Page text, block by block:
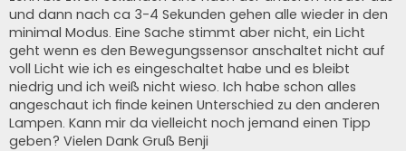
und dann nach ca 3-4 Sekunden gehen alle wieder in den
minimal Modus. Eine Sache stimmt aber nicht, ein Licht
geht wenn es den Bewegungssensor anschaltet nicht auf
voll Licht wie ich es eingeschaltet habe und es bleibt
niedrig und ich weiß nicht wieso. Ich habe schon alles
angeschaut ich finde keinen Unterschied zu den anderen
Lampen. Kann mir da vielleicht noch jemand einen Tipp
geben? Vielen Dank Gruß Benji